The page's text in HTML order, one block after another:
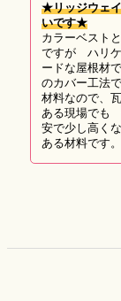
★リッジウェ
いです★
カラーベスト
ですが ハリケ
ードな屋根材
のカバー工法
材料なので、
ある現場でも
安で少し高く
ある材料です。